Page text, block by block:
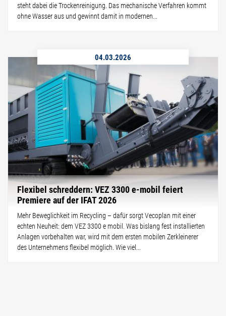
steht dabei die Trockenreinigung. Das mechanische Verfahren kommt
ohne Wasser aus und gewinnt damit in modernen...
04.03.2026
Flexibel schreddern: VEZ 3300 e-mobil feiert
Premiere auf der IFAT 2026
Mehr Beweglichkeit im Recycling – dafür sorgt Vecoplan mit einer
echten Neuheit: dem VEZ 3300 e mobil. Was bislang fest installierten
Anlagen vorbehalten war, wird mit dem ersten mobilen Zerkleinerer
des Unternehmens flexibel möglich. Wie viel...